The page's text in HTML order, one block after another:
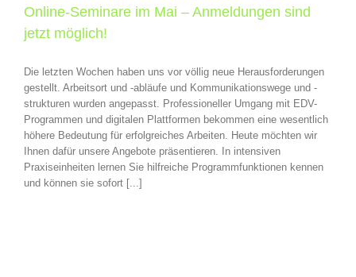
Online-Seminare im Mai – Anmeldungen sind
jetzt möglich!
Die letzten Wochen haben uns vor völlig neue Herausforderungen
gestellt. Arbeitsort und -abläufe und Kommunikationswege und -
strukturen wurden angepasst. Professioneller Umgang mit EDV-
Programmen und digitalen Plattformen bekommen eine wesentlich
höhere Bedeutung für erfolgreiches Arbeiten. Heute möchten wir
Ihnen dafür unsere Angebote präsentieren. In intensiven
Praxiseinheiten lernen Sie hilfreiche Programmfunktionen kennen
und können sie sofort [...]